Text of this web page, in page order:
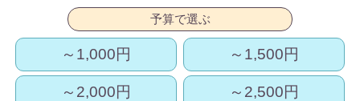
予算で選ぶ
～1,000円 ～1,500円
～2,000円 ～2,500円